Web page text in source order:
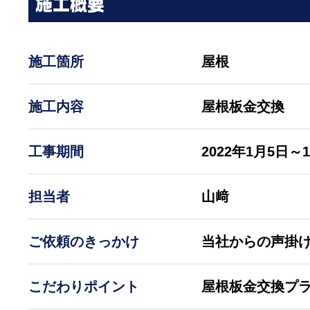
施工概要
施工箇所 屋根
施工内容 屋根板金交換
工事期間 2022年1月5日～
担当者 山﨑
ご依頼のきっかけ 当社からの声掛
こだわりポイント 屋根板金交換プ